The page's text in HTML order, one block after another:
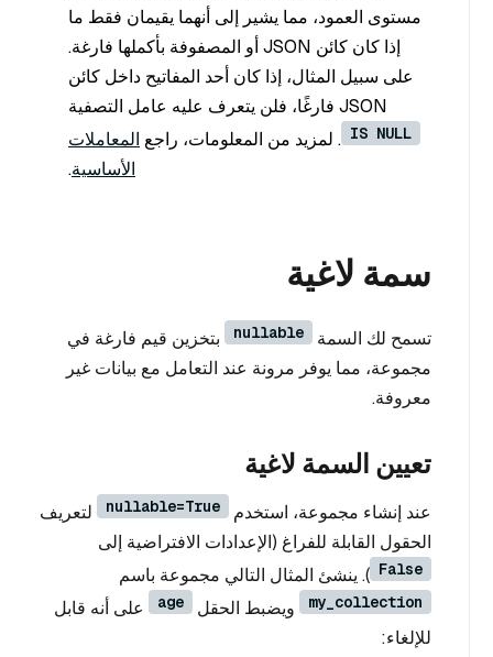
مستوى العمود، مما يشير إلى أنهما يقيمان فقط ما
إذا كان كائن JSON أو المصفوفة بأكملها فارغة.
على سبيل المثال، إذا كان أحد المفاتيح داخل كائن
JSON فارغًا، فلن يتعرف عليه عامل التصفية
IS NULL . لمزيد من المعلومات، راجع المعاملات
الأساسية.
سمة لاغية
تسمح لك السمة nullable
بتخزين قيم فارغة في
مجموعة، مما يوفر مرونة عند التعامل مع بيانات غير
معروفة.
تعيين السمة لاغية
عند إنشاء مجموعة، استخدم nullable=True
لتعريف
الحقول القابلة للفراغ (الإعدادات الافتراضية إلى
False ). ينشئ المثال التالي مجموعة باسم
my_collection ويضبط الحقل age
على أنه قابل
للإلغاء: